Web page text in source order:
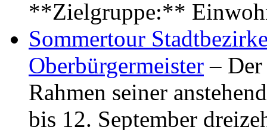
**Zielgruppe:**
Sommertour
Oberbürgermeister –
Rahmen seiner
bis 12. September